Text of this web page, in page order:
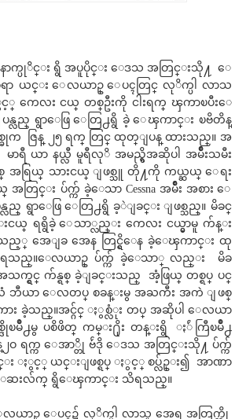
က္ပုိင္း ရွိ အပူပိုင္း ေဒသ အတြင္းသို႔ ေ
ရာ ယင္း ေလယာဥ္ ေပၚတြင္ လုိက္ပါ လာသ
ကေလး ငယ္ တစ္ဦးကို ငါးရက္ ၾကာၿပီးေ
လည္ ရွာေဖြ ေတြ႕ရွိ ခဲ့ ေၾကာင္း ၿဗိတိန္
က ဇြန္ ၂၅ ရက္ တြင္ ထုတ္ျပန္ ထားသည္။ အ
ာရီ ယာ နယ္လီ မူရီလုိ အမည္ရွိအဆိုပါ အမ်ဳိးသမီး
ြယ္ သားငယ္ ျဖစ္သူ တို႔ကို ကယ္ဆယ္ ေရး
ြင္း ပ်က္က် ခဲ့ေသာ Cessna အမ်ဳိး အစား ေ
ည္ ရွာေဖြ ေတြ႕ရွိ ခ့ဲျခင္း ျဖစ္သည္။ မိခင္
းငယ္ ရရွိခဲ့ ေသာ္လည္း ကေလး ငယ္မွာမူ က်န္း
သည့္ အေျခ အေန တြင္ရွိေန ခဲ့ေၾကာင္း ထု
သိရသည္။ေလယာဥ္ ပ်က္က် ခဲ့ေသာ္ လည္း မိခ
က္ရွင္ က်န္ရစ္ ခဲ့ျခင္းသည္ အံ့ဖြယ္ တစ္ရပ္ ပင္
ယာ ေလတပ္ စခန္းမွ အႀကီး အကဲ ျဖစ္
း ခဲ့သည္။အင္ဂ်င္ ႏွစ္လံုး တပ္ အဆိုပါ ေလယာ
ဒိုၿမိဳ႕မွ ပစိဖိတ္ ကမ္း႐ိုး တန္းရွိ ႏ်ဴကြီၿမိဳ႕
၂ဝ ရက္က ေအာ္တို ဗ်ဴဒို ေဒသ အတြင္းသို႔ ပ်က္က်
း ႏွင့္ ယင္းျဖစ္ရပ္ ႏွင့္ စပ္လ်ဥ္း၍ အာဏာ
ေဆးလ်က္ ရွိေၾကာင္း သိရသည္။
ယာဥ္ ေပၚ၌ လုိက္ပါ လာသူ အေရ အတြက္ကို